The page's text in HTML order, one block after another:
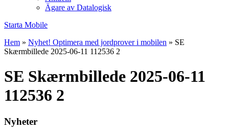
Ägare av Datalogisk
Starta Mobile
Hem » Nyhet! Optimera med jordprover i mobilen » SE
Skærmbillede 2025-06-11 112536 2
SE Skærmbillede 2025-06-11
112536 2
Nyheter